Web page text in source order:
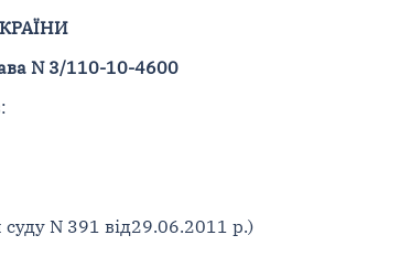
N 3/110-10-4600
N 391 від29.06.2011 р.)